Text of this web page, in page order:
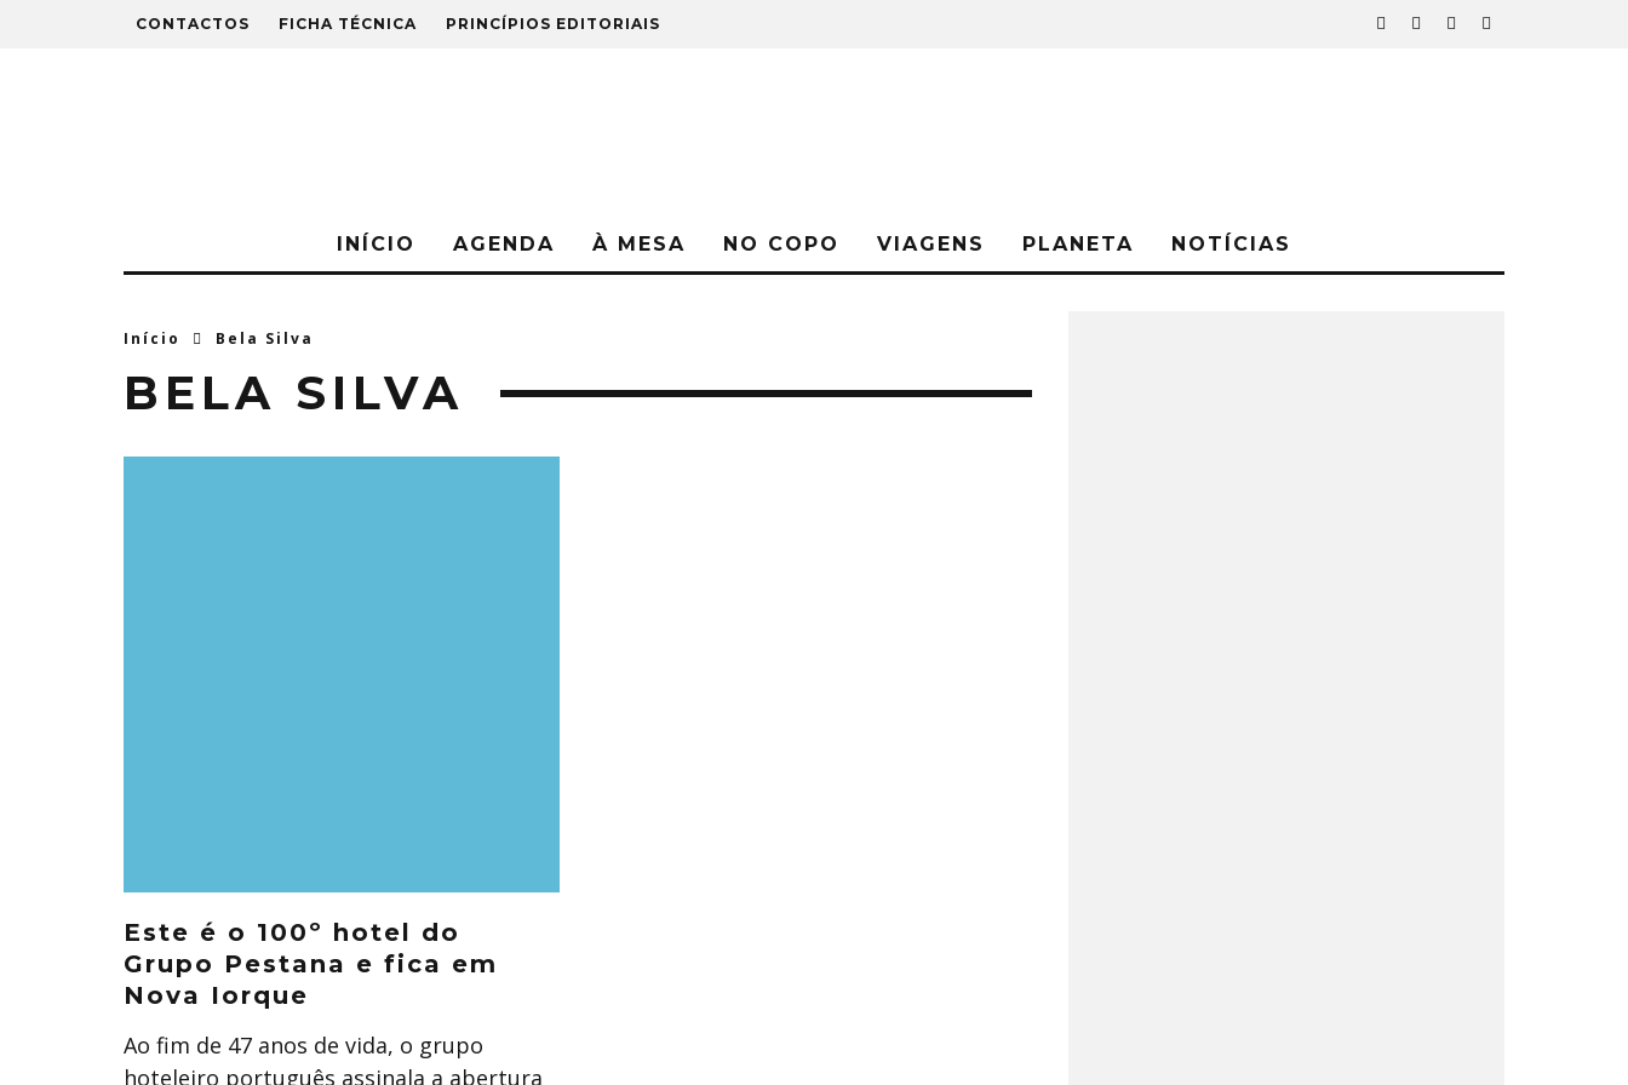
CONTACTOS FICHA TÉCNICA PRINCÍPIOS EDITORIAIS
INÍCIO AGENDA À MESA NO COPO VIAGENS PLANETA NOTÍCIAS
Início Bela Silva
BELA SILVA
Este é o 100º hotel do
Grupo Pestana e fica em
Nova Iorque
Ao fim de 47 anos de vida, o grupo
hoteleiro português assinala a abertura